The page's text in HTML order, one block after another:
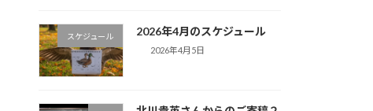
スケジュール 2026年4月のスケジュール
2026年4月5日